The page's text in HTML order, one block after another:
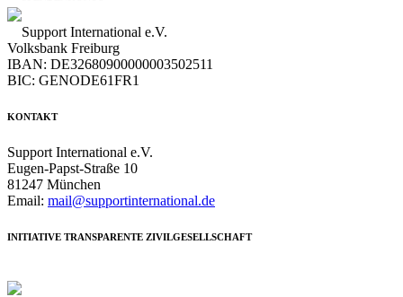
Support International e.V.
Volksbank Freiburg
IBAN: DE32680900000003502511
BIC: GENODE61FR1
KONTAKT
Support International e.V.
Eugen-Papst-Straße 10
81247 München
Email: mail@supportinternational.de
INITIATIVE TRANSPARENTE ZIVILGESELLSCHAFT